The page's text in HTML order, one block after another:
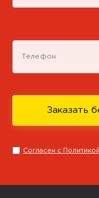
+38 050
Пн-Пт
Согласен с